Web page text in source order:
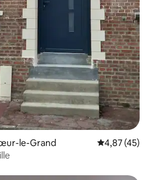
le-Grand Évaluation
4,87 (45)